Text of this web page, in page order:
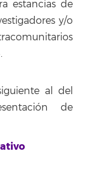
estancias de
y/o
al del
de